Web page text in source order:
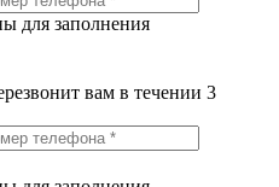
для заполнения
вам в течении 3